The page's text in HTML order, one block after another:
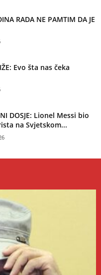
RADA NE PAMTIM DA JE
Evo šta nas čeka
DOSJE: Lionel Messi bio
na Svjetskom...